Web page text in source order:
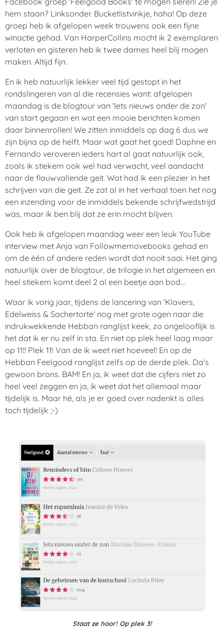
hem staan? Linksonder. Bucketlistvinkje, haha! Op deze
groep heb ik afgelopen week trouwens ook een fijne
winactie gehad. Van HarperCollins mocht ik 2 exemplaren
verloten en gisteren heb ik twee dames heel blij mogen
maken. Altijd fijn.
En ik heb natuurlijk lekker veel tijd gestopt in het
rondslingeren van al die recensies want: afgelopen
maandag is de blogtour van 'Iets nieuws onder de zon'
van start gegaan en wat een mooie berichten komen
daar binnenrollen! We zitten inmiddels op dag 6 dus we
zijn bijna op de helft. Maar wat gaat het goed! Daphne en
Fernando veroveren ieders hart al gaat natuurlijk ook,
zoals ik stiekem ook wel had verwacht, veel aandacht
naar de flauwvallende geit. Wat had ik een plezier in het
schrijven van die geit. Ze zat al in het verhaal toen het nog
een inzending voor de inmiddels bekende schrijfwedstrijd
was, maar ik ben blij dat ze erin mocht blijven.
Ook heb ik afgelopen maandag weer een leuk YouTube
interview met Anja van Followmemovebooks gehad en
om de één of andere reden wordt dat nooit saai. Het ging
natuurlijk over de blogtour, de trilogie in het algemeen en
heel stiekem komt deel 2 al een beetje aan bod...
Waar ik vorig jaar, tijdens de lancering van 'Klavers,
Edelweiss & Sachertorte' nog met grote ogen naar die
indrukwekkende Hebban ranglijst keek, zo ongelooflijk is
het dat ik er nu zelf in sta. En niet op plek heel laag maar
op 11!! Plek 11! Van de ik weet niet hoeveel! En op de
Hebban Feelgood ranglijst zelfs op de derde plek. Da's
gewoon brons. BAM! En ja, ik weet dat die cijfers niet zo
heel veel zeggen en ja, ik weet dat het allemaal maar
tijdelijk is. Maar hé, als je er goed over nadenkt is alles
toch tijdelijk ;-)
Staat ze hoor! Op plek 3!